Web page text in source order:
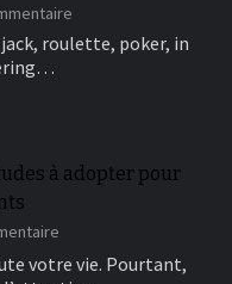
brick
This
type
choice
and
for
roulette, poker, in
à adopter pour
bonnes
votre vie. Pourtant,